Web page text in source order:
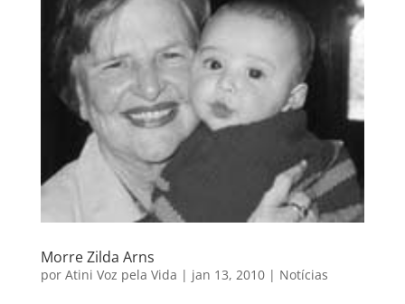
Morre Zilda Arns
por Atini Voz pela Vida | jan 13, 2010| Notícias